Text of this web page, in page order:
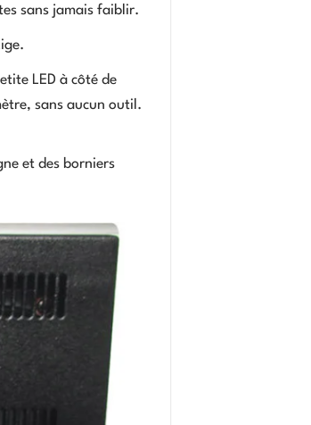
sans jamais faiblir.
LED à côté de
sans aucun outil.
et des borniers